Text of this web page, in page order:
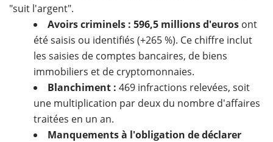
"suit l'argent".
Avoirs criminels : 596,5 millions d'euros ont
été saisis ou identifiés (+265 %). Ce chiffre inclut
les saisies de comptes bancaires, de biens
immobiliers et de cryptomonnaies.
Blanchiment : 469 infractions relevées, soit
une multiplication par deux du nombre d'affaires
traitées en un an.
Manquements à l'obligation de déclarer